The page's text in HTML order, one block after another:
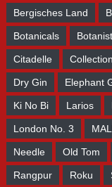
Bergisches Land
Botanicals Botanist
Citadelle Collection
Dry Gin Elephant
Ki No Bi Larios
London No. 3
Needle Old Tom
Rangpur Roku